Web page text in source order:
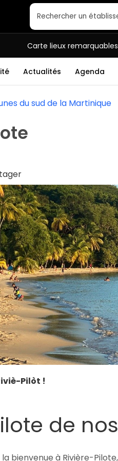
Rechercher un
Carte lieux remarquables
Actualités Agenda
du sud de la Martinique
Pilòt !
de
bienvenue à Rivière-